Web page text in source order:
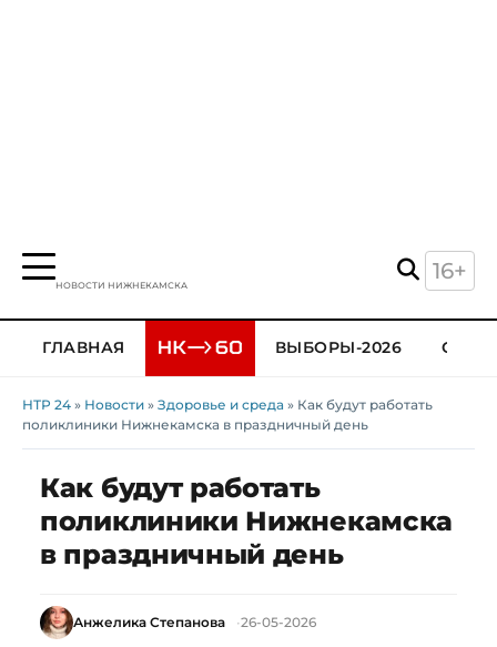
НОВОСТИ НИЖНЕКАМСКА
16+
ГЛАВНАЯ ВЫБОРЫ-2026
НТР 24 » Новости » Здоровье и среда » Как будут работать
поликлиники Нижнекамска в праздничный день
Как будут работать
поликлиники Нижнекамска
в праздничный день
Анжелика Степанова 26-05-2026